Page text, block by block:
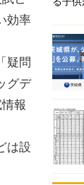
効率
疑問
グデ
報
は設